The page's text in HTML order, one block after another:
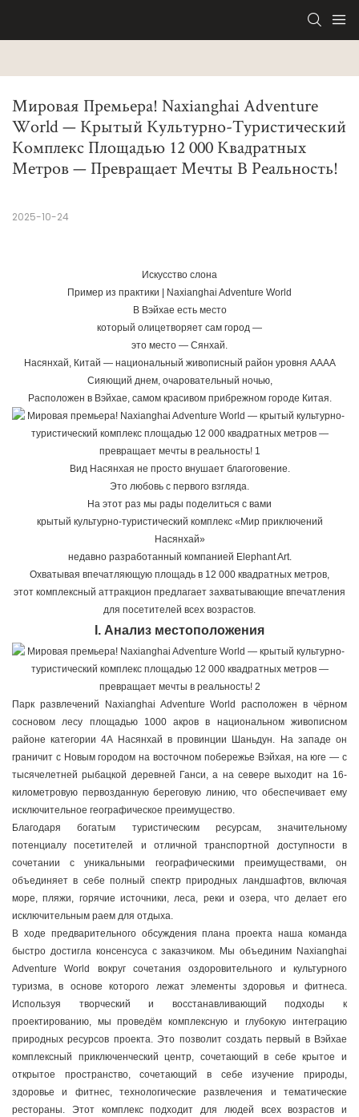
Мировая Премьера! Naxianghai Adventure
World — Крытый Культурно-Туристический
Комплекс Площадью 12 000 Квадратных
Метров — Превращает Мечты В Реальность!
2025-10-24
Искусство слона
Пример из практики | Naxianghai Adventure World
В Вэйхае есть место
который олицетворяет сам город —
это место — Сянхай.
Насянхай, Китай — национальный живописный район уровня AAAA
Сияющий днем, очаровательный ночью,
Расположен в Вэйхае, самом красивом прибрежном городе Китая.
Вид Насянхая не просто внушает благоговение.
Это любовь с первого взгляда.
На этот раз мы рады поделиться с вами
крытый культурно-туристический комплекс «Мир приключений
Насянхай»
недавно разработанный компанией Elephant Art.
Охватывая впечатляющую площадь в 12 000 квадратных метров,
этот комплексный аттракцион предлагает захватывающие впечатления
для посетителей всех возрастов.
I. Анализ местоположения
Парк развлечений Naxianghai Adventure World расположен в чёрном
сосновом лесу площадью 1000 акров в национальном живописном
районе категории 4A Насянхай в провинции Шаньдун. На западе он
граничит с Новым городом на восточном побережье Вэйхая, на юге — с
тысячелетней рыбацкой деревней Ганси, а на севере выходит на 16-
километровую первозданную береговую линию, что обеспечивает ему
исключительное географическое преимущество.
Благодаря богатым туристическим ресурсам, значительному
потенциалу посетителей и отличной транспортной доступности в
сочетании с уникальными географическими преимуществами, он
объединяет в себе полный спектр природных ландшафтов, включая
море, пляжи, горячие источники, леса, реки и озера, что делает его
исключительным раем для отдыха.
В ходе предварительного обсуждения плана проекта наша команда
быстро достигла консенсуса с заказчиком. Мы объединим Naxianghai
Adventure World вокруг сочетания оздоровительного и культурного
туризма, в основе которого лежат элементы здоровья и фитнеса.
Используя творческий и восстанавливающий подходы к
проектированию, мы проведём комплексную и глубокую интеграцию
природных ресурсов проекта. Это позволит создать первый в Вэйхае
комплексный приключенческий центр, сочетающий в себе крытое и
открытое пространство, сочетающий в себе изучение природы,
здоровье и фитнес, технологические развлечения и тематические
рестораны. Этот комплекс подходит для людей всех возрастов и